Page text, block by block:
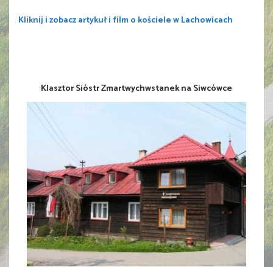
Kliknij i zobacz artykuł i film o kościele w Lachowicach
Klasztor Sióstr Zmartwychwstanek na Siwcówce